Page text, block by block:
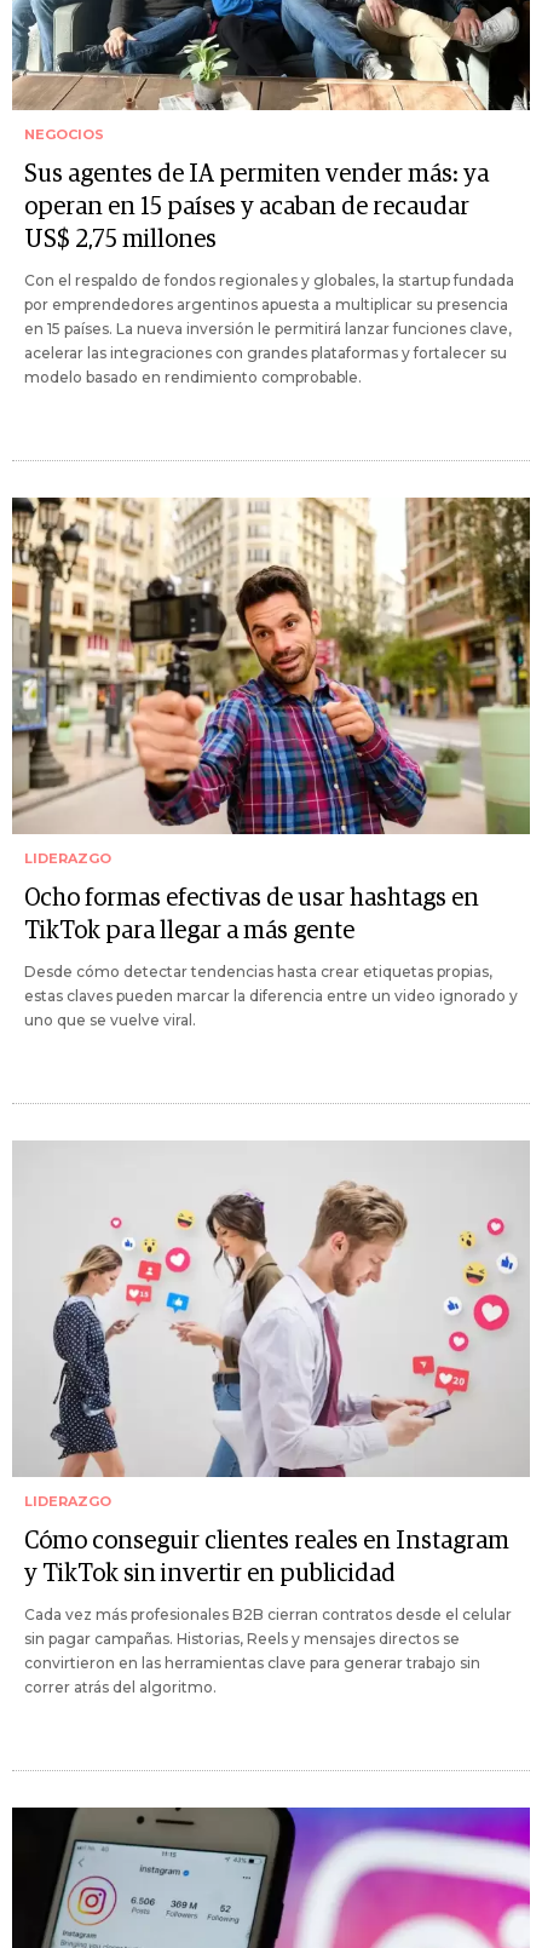
NEGOCIOS
Sus agentes de IA permiten vender más: ya
operan en 15 países y acaban de recaudar
US$ 2,75 millones
Con el respaldo de fondos regionales y globales, la startup fundada
por emprendedores argentinos apuesta a multiplicar su presencia
en 15 países. La nueva inversión le permitirá lanzar funciones clave,
acelerar las integraciones con grandes plataformas y fortalecer su
modelo basado en rendimiento comprobable.
LIDERAZGO
Ocho formas efectivas de usar hashtags en
TikTok para llegar a más gente
Desde cómo detectar tendencias hasta crear etiquetas propias,
estas claves pueden marcar la diferencia entre un video ignorado y
uno que se vuelve viral.
LIDERAZGO
Cómo conseguir clientes reales en Instagram
y TikTok sin invertir en publicidad
Cada vez más profesionales B2B cierran contratos desde el celular
sin pagar campañas. Historias, Reels y mensajes directos se
convirtieron en las herramientas clave para generar trabajo sin
correr atrás del algoritmo.